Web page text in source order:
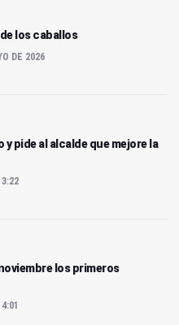
los caballos
DE 2026
pide al alcalde que mejore la
los primeros